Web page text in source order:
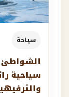
سياحة
الشواطئ
سياحية